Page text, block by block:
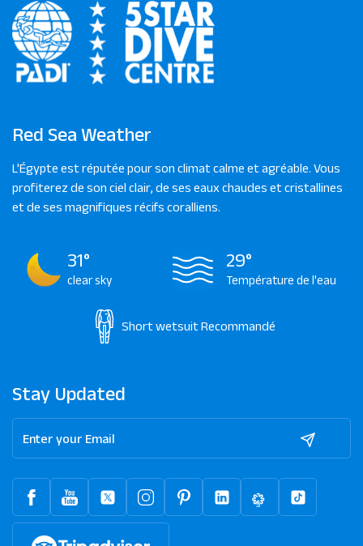
Red Sea Weather
L'Égypte est réputée pour son climat calme et agréable. Vous
profiterez de son ciel clair, de ses eaux chaudes et cristallines
et de ses magnifiques récifs coralliens.
31°
clear sky
29°
Température de l'eau
Short wetsuitRecommandé
Stay Updated